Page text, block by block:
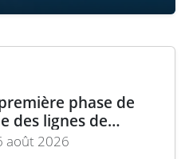
phase de
des lignes de
gros calibre
août 2026